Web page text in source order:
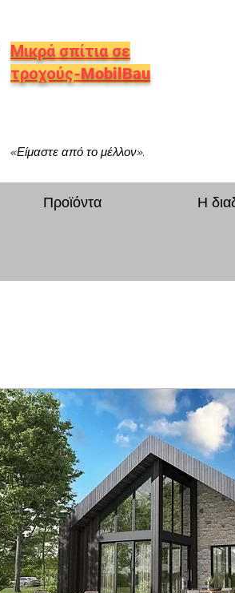
Μικρά σπίτια σε
τροχούς-MobilBau
«Είμαστε από το μέλλον».
Προϊόντα Η